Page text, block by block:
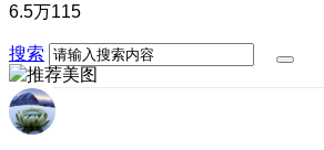
搜索
6.5万115